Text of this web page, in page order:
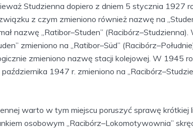
Studzienna dopiero z dniem 5 stycznia 1927
z czym zmieniono również nazwę na
nazwę „Ratibor–Studen”
zmieniono na „Ratibor–Süd”
zmieniono nazwę stacji kolejowej. W 1945
października 1947 r. zmieniono na
warto w tym miejscu poruszyć sprawę krótkiej
osobowym „Racibórz–Lokomotywownia”